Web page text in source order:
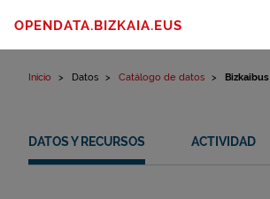
OPENDATA.BIZKAIA.EUS
Inicio Datos Catálogo de datos
DATOS Y RECURSOS ACTIVIDAD